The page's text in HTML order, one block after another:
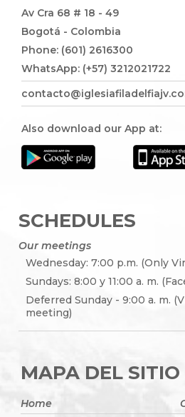
Av Cra 68 # 18 - 49
Bogotá - Colombia
Phone: (601) 2616300
WhatsApp: (+57) 3212021722
Also download our App at:
SCHEDULES
Our meetings
Wednesday: 7:00 p.m. (Only
Sundays: 8:00 y 11:00 a. m.
Deferred Sunday - 9:00 a. m.
meeting)
MAPA DEL SITIO
Home